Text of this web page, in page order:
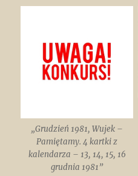
„Grudzień 1981, Wujek –
Pamiętamy. 4 kartki z
kalendarza – 13, 14, 15, 16
grudnia 1981”